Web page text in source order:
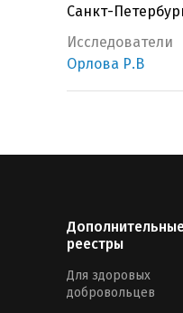
Санкт-
Исследователи
Орлова Р.В
реестры
Для здоровых
добровольцев